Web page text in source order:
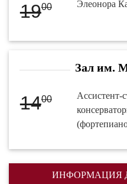
1900 Элеонора
Зал им.
1400
Ассистент-
ИНФОРМАЦИЯ